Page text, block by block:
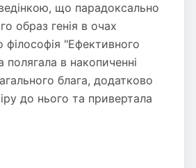
що парадоксально
образ генія в очах
філософія "Ефективного
полягала в накопиченні
блага, додатково
до нього та привертала